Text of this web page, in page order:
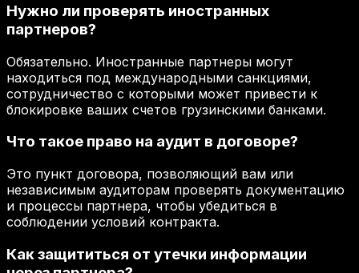
Нужно ли проверять иностранных
партнеров?
Обязательно. Иностранные партнеры могут
находиться под международными санкциями,
сотрудничество с которыми может привести к
блокировке ваших счетов грузинскими банками.
Что такое право на аудит в договоре?
Это пункт договора, позволяющий вам или
независимым аудиторам проверять документацию
и процессы партнера, чтобы убедиться в
соблюдении условий контракта.
Как защититься от утечки информации